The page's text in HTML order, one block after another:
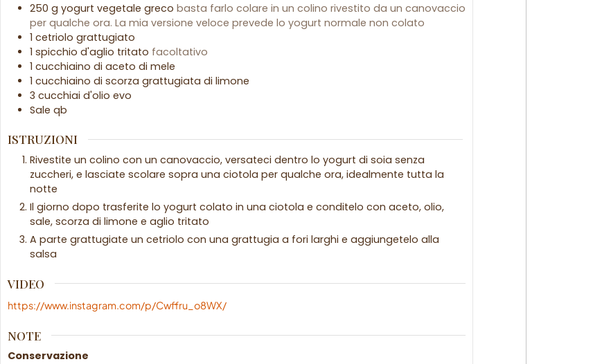
250 g yogurt vegetale greco basta farlo colare in un colino rivestito da un canovaccio
per qualche ora. La mia versione veloce prevede lo yogurt normale non colato
1 cetriolo grattugiato
1 spicchio d'aglio tritato facoltativo
1 cucchiaino di aceto di mele
1 cucchiaino di scorza grattugiata di limone
3 cucchiai d'olio evo
Sale qb
ISTRUZIONI
Rivestite un colino con un canovaccio, versateci dentro lo yogurt di soia senza
zuccheri, e lasciate scolare sopra una ciotola per qualche ora, idealmente tutta la
notte
Il giorno dopo trasferite lo yogurt colato in una ciotola e conditelo con aceto, olio,
sale, scorza di limone e aglio tritato
A parte grattugiate un cetriolo con una grattugia a fori larghi e aggiungetelo alla
salsa
VIDEO
https://www.instagram.com/p/Cwffru_o8WX/
NOTE
Conservazione